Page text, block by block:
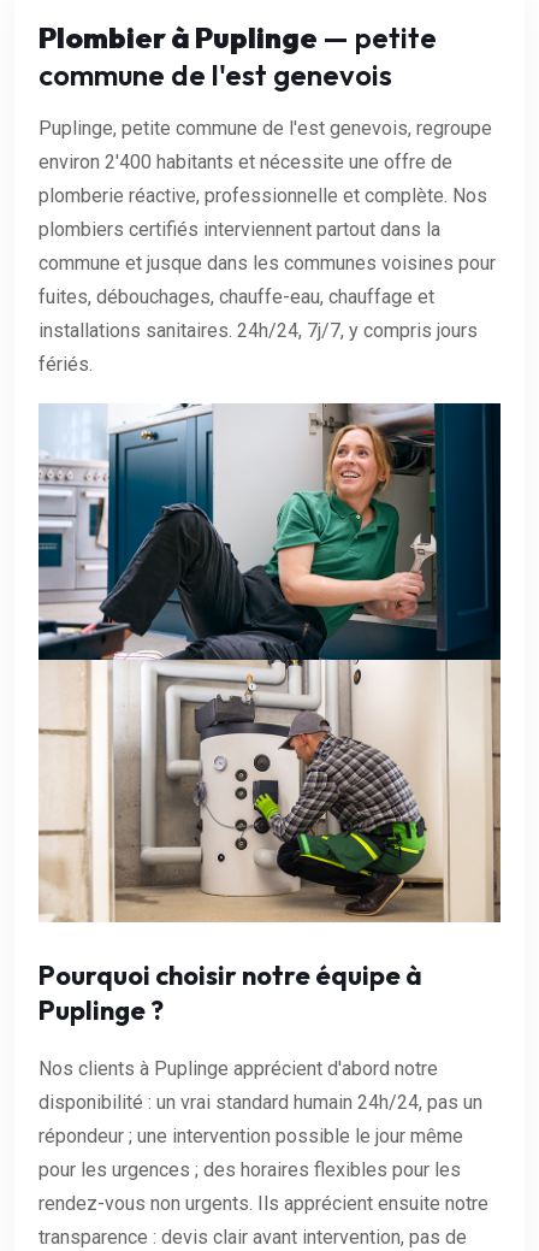
Plombier à Puplinge — petite
commune de l'est genevois
Puplinge, petite commune de l'est genevois, regroupe
environ 2'400 habitants et nécessite une offre de
plomberie réactive, professionnelle et complète. Nos
plombiers certifiés interviennent partout dans la
commune et jusque dans les communes voisines pour
fuites, débouchages, chauffe-eau, chauffage et
installations sanitaires. 24h/24, 7j/7, y compris jours
fériés.
Pourquoi choisir notre équipe à
Puplinge ?
Nos clients à Puplinge apprécient d'abord notre
disponibilité : un vrai standard humain 24h/24, pas un
répondeur ; une intervention possible le jour même
pour les urgences ; des horaires flexibles pour les
rendez-vous non urgents. Ils apprécient ensuite notre
transparence : devis clair avant intervention, pas de